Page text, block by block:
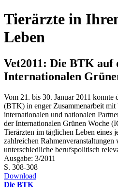
Tierärzte in
Leben
Vet2011: Die BTK auf
Internationalen
Vom 21. bis 30. Januar 2011 konnte
(BTK) in enger Zusammenarbeit
internationalen und nationalen
der Internationalen Grünen Woche
Tierärzten im täglichen Leben eines
zahlreichen Rahmenveranstaltungen
unterschiedliche berufspolitisch
Ausgabe: 3/2011
S. 308-308
Download
Die BTK